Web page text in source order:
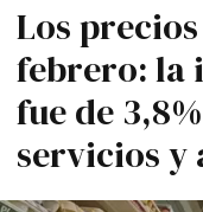
Los
febrero: la
fue de
servicios y